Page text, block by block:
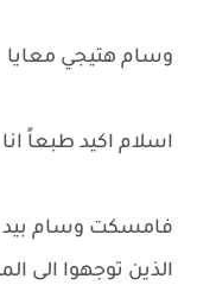
وسام هتيجي معايا
اسلام اكيد طبعاً
فامسكت وسام بيد
الذين توجهوا الى